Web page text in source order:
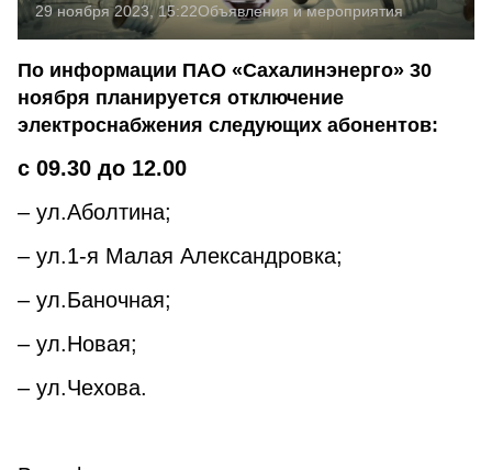
29 ноября 2023, 15:22Объявления и мероприятия
По информации ПАО «Сахалинэнерго» 30
ноября планируется отключение
электроснабжения следующих абонентов:
с 09.30 до 12.00
– ул.Аболтина;
– ул.1-я Малая Александровка;
– ул.Баночная;
– ул.Новая;
– ул.Чехова.